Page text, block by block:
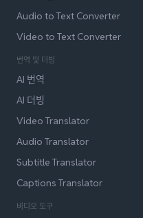
Audio to Text Converter
Video to Text Converter
번역 및 더빙
AI 번역
AI 더빙
Video Translator
Audio Translator
Subtitle Translator
Captions Translator
비디오 도구